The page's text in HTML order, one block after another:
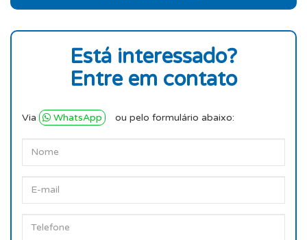
Está interessado?
Entre em contato
Via WhatsApp ou pelo formulário abaixo: